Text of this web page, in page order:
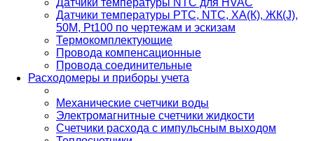
Датчики температуры PTС, NTC, ХА(К), ЖК(J),
50М, Pt100 по чертежам и эскизам
Термокомплектующие
Провода компенсационные
Провода соединительные
Расходомеры и приборы учета
Механические счетчики воды
Электромагнитные счетчики жидкости
Счетчики расхода с импульсным выходом